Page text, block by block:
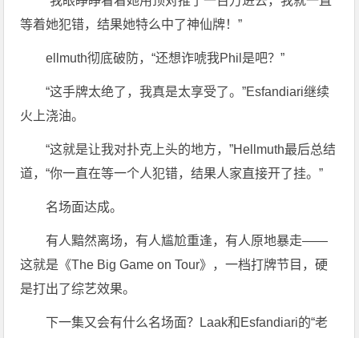
等着她犯错，结果她特么中了神仙牌！”
ellmuth彻底破防，“还想诈唬我Phil是吧？”
“这手牌太绝了，我真是太享受了。”Esfandiari继续
火上浇油。
“这就是让我对扑克上头的地方，”Hellmuth最后总结
道，“你一直在等一个人犯错，结果人家直接开了挂。”
名场面达成。
有人黯然离场，有人尴尬重逢，有人原地暴走——
这就是《The Big Game on Tour》，一档打牌节目，硬
是打出了综艺效果。
下一集又会有什么名场面？Laak和Esfandiari的“老